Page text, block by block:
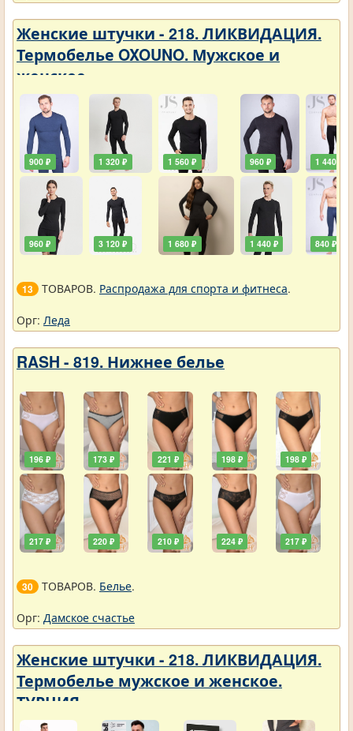
Женские штучки - 218. ЛИКВИДАЦИЯ.
Термобелье OXOUNO. Мужское и
женское
900 ₽
960 ₽
1 320 ₽
3 120 ₽
1 560 ₽
1 680 ₽
960 ₽
1 440 ₽
1 440 ₽
840 ₽
13 ТОВАРОВ. Распродажа для спорта и фитнеса.
Орг: Леда
RASH - 819. Нижнее белье
196 ₽
217 ₽
173 ₽
220 ₽
221 ₽
210 ₽
198 ₽
224 ₽
198 ₽
217 ₽
30 ТОВАРОВ. Белье.
Орг: Дамское счастье
Женские штучки - 218. ЛИКВИДАЦИЯ.
Термобелье мужское и женское.
ТУРЦИЯ